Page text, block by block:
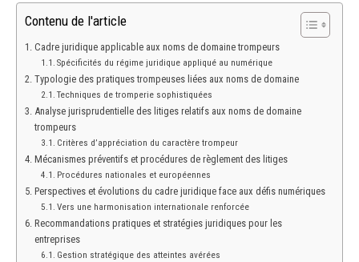
Contenu de l'article
Cadre juridique applicable aux noms de domaine trompeurs
Spécificités du régime juridique appliqué au numérique
Typologie des pratiques trompeuses liées aux noms de domaine
Techniques de tromperie sophistiquées
Analyse jurisprudentielle des litiges relatifs aux noms de domaine
trompeurs
Critères d’appréciation du caractère trompeur
Mécanismes préventifs et procédures de règlement des litiges
Procédures nationales et européennes
Perspectives et évolutions du cadre juridique face aux défis numériques
Vers une harmonisation internationale renforcée
Recommandations pratiques et stratégies juridiques pour les
entreprises
Gestion stratégique des atteintes avérées